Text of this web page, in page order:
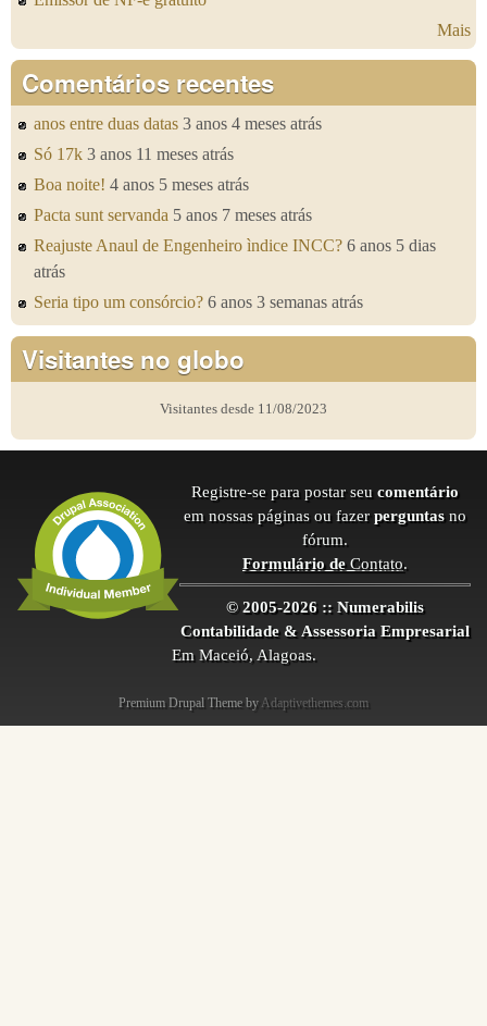
Mais
Comentários recentes
anos entre duas datas 3 anos 4 meses atrás
Só 17k 3 anos 11 meses atrás
Boa noite! 4 anos 5 meses atrás
Pacta sunt servanda 5 anos 7 meses atrás
Reajuste Anaul de Engenheiro ìndice INCC? 6 anos 5 dias
atrás
Seria tipo um consórcio? 6 anos 3 semanas atrás
Visitantes no globo
Visitantes desde 11/08/2023
Registre-se para postar seu comentário
em nossas páginas ou fazer perguntas no
fórum.
Formulário deContato.
© 2005-2026 :: Numerabilis
Contabilidade & Assessoria Empresarial
Em Maceió, Alagoas.
Premium Drupal Theme by Adaptivethemes.com